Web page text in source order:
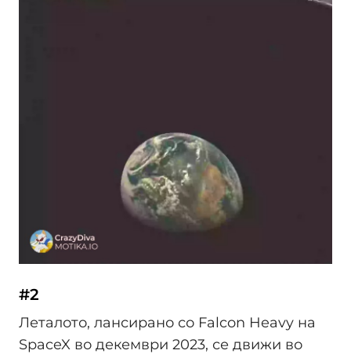
#2
Леталото, лансирано со Falcon Heavy на
SpaceX во декември 2023, се движи во